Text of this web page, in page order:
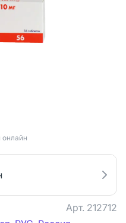
онлайн
Арт. 212712